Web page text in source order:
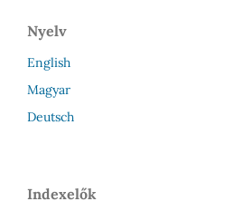
Nyelv
English
Magyar
Deutsch
Indexelők